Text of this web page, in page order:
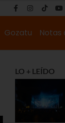
Gozatu Notas
LO + LEÍDO